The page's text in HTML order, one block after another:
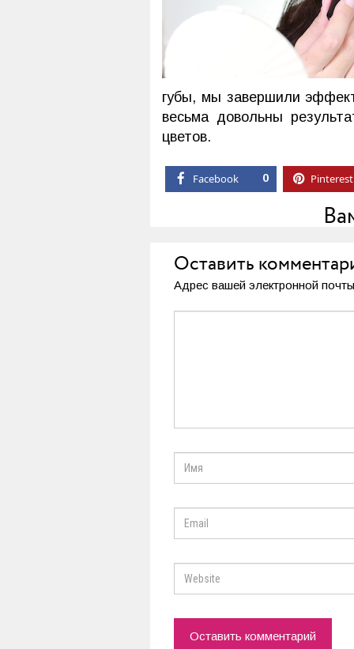
губы, мы завершили
весьма довольны
цветов.
Facebook 0 Pinterest
Оставить
Адрес вашей электронной